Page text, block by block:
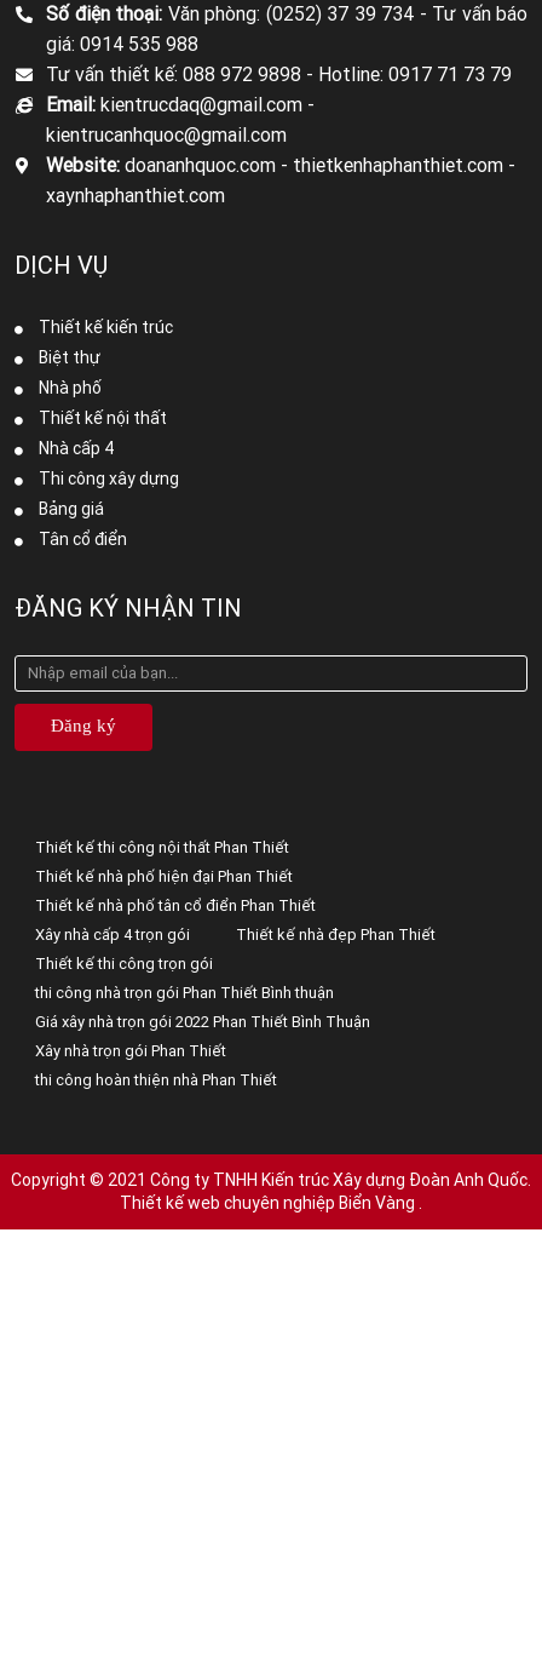
Số điện thoại: Văn phòng: (0252) 37 39 734 - Tư vấn báo
giá: 0914 535 988
Tư vấn thiết kế: 088 972 9898 - Hotline: 0917 71 73 79
Email: kientrucdaq@gmail.com -
kientrucanhquoc@gmail.com
Website: doananhquoc.com - thietkenhaphanthiet.com -
xaynhaphanthiet.com
DỊCH VỤ
Thiết kế kiến trúc
Biệt thự
Nhà phố
Thiết kế nội thất
Nhà cấp 4
Thi công xây dựng
Bảng giá
Tân cổ điển
ĐĂNG KÝ NHẬN TIN
Đăng ký
Thiết kế thi công nội thất Phan Thiết
Thiết kế nhà phố hiện đại Phan Thiết
Thiết kế nhà phố tân cổ điển Phan Thiết
Xây nhà cấp 4 trọn gói
Thiết kế nhà đẹp Phan Thiết
Thiết kế thi công trọn gói
thi công nhà trọn gói Phan Thiết Bình thuận
Giá xây nhà trọn gói 2022 Phan Thiết Bình Thuận
Xây nhà trọn gói Phan Thiết
thi công hoàn thiện nhà Phan Thiết
Copyright © 2021 Công ty TNHH Kiến trúc Xây dựng Đoàn Anh Quốc.
Thiết kế web chuyên nghiệp Biển Vàng .